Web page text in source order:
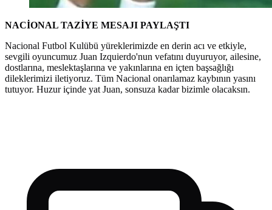
NACİONAL TAZİYE MESAJI PAYLAŞTI
Nacional Futbol Kulübü yüreklerimizde en derin acı ve etkiyle,
sevgili oyuncumuz Juan Izquierdo'nun vefatını duyuruyor, ailesine,
dostlarına, meslektaşlarına ve yakınlarına en içten başsağlığı
dileklerimizi iletiyoruz. Tüm Nacional onarılamaz kaybının yasını
tutuyor. Huzur içinde yat Juan, sonsuza kadar bizimle olacaksın.